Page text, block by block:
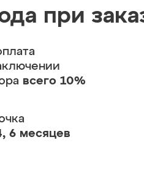
при
всего 10%
6 месяцев